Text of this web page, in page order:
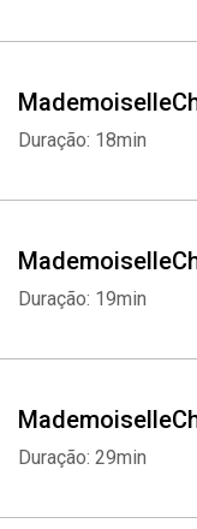
Duração: 18min
Duração: 19min
Duração: 29min